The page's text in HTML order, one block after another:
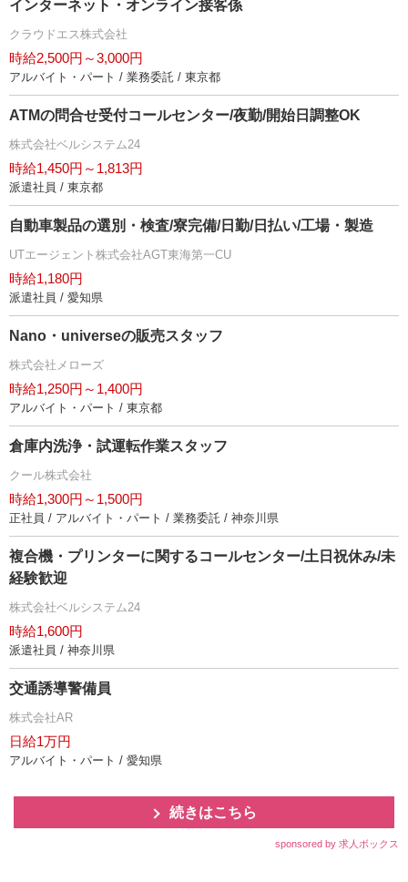
インターネット・オンライン接客係
クラウドエス株式会社
時給2,500円～3,000円
アルバイト・パート / 業務委託 / 東京都
ATMの問合せ受付コールセンター/夜勤/開始日調整OK
株式会社ベルシステム24
時給1,450円～1,813円
派遣社員 / 東京都
自動車製品の選別・検査/寮完備/日勤/日払い/工場・製造
UTエージェント株式会社AGT東海第一CU
時給1,180円
派遣社員 / 愛知県
Nano・universeの販売スタッフ
株式会社メローズ
時給1,250円～1,400円
アルバイト・パート / 東京都
倉庫内洗浄・試運転作業スタッフ
クール株式会社
時給1,300円～1,500円
正社員 / アルバイト・パート / 業務委託 / 神奈川県
複合機・プリンターに関するコールセンター/土日祝休み/未
経験歓迎
株式会社ベルシステム24
時給1,600円
派遣社員 / 神奈川県
交通誘導警備員
株式会社AR
日給1万円
アルバイト・パート / 愛知県
続きはこちら
sponsored by 求人ボックス